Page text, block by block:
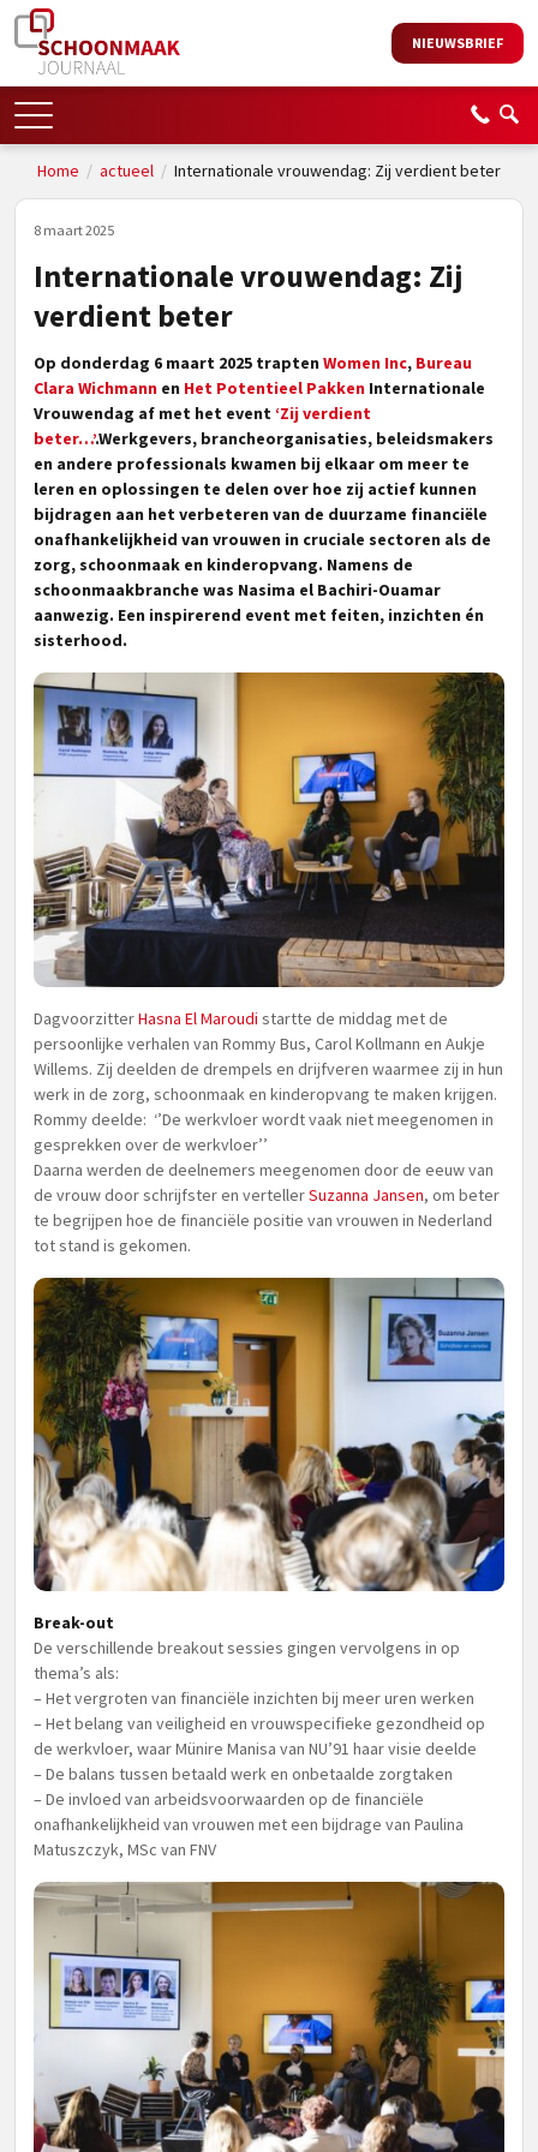
NIEUWSBRIEF
Home / actueel / Internationale vrouwendag: Zij verdient beter
8 maart 2025
Internationale vrouwendag: Zij
verdient beter
Op donderdag 6 maart 2025 trapten Women Inc, Bureau
Clara Wichmann en Het Potentieel Pakken Internationale
Vrouwendag af met het event ‘Zij verdient
beter…’.Werkgevers, brancheorganisaties, beleidsmakers
en andere professionals kwamen bij elkaar om meer te
leren en oplossingen te delen over hoe zij actief kunnen
bijdragen aan het verbeteren van de duurzame financiële
onafhankelijkheid van vrouwen in cruciale sectoren als de
zorg, schoonmaak en kinderopvang. Namens de
schoonmaakbranche was Nasima el Bachiri-Ouamar
aanwezig. Een inspirerend event met feiten, inzichten én
sisterhood.
DagvoorzitterHasna El Maroudi startte de middag met de
persoonlijke verhalen van Rommy Bus, Carol Kollmann en Aukje
Willems. Zij deelden de drempels en drijfveren waarmee zij in hun
werk in de zorg, schoonmaak en kinderopvang te maken krijgen.
Rommy deelde: ‘’De werkvloer wordt vaak niet meegenomen in
gesprekken over de werkvloer’’
Daarna werden de deelnemers meegenomen door de eeuw van
de vrouw door schrijfster en vertellerSuzanna Jansen, om beter
te begrijpen hoe de financiële positie van vrouwen in Nederland
tot stand is gekomen.
Break-out
De verschillende breakout sessies gingen vervolgens in op
thema’s als:
– Het vergroten van financiële inzichten bij meer uren werken
– Het belang van veiligheid en vrouwspecifieke gezondheid op
de werkvloer, waar Münire Manisa van NU’91 haar visie deelde
– De balans tussen betaald werk en onbetaalde zorgtaken
– De invloed van arbeidsvoorwaarden op de financiële
onafhankelijkheid van vrouwen met een bijdrage van Paulina
Matuszczyk, MSc van FNV